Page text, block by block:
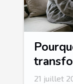
spa en
21 juillet